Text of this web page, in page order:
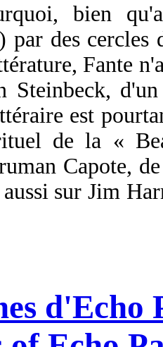
bien
des cercles
Fante
Steinbeck,
est
de la «
Capote,
sur Jim
d'Echo